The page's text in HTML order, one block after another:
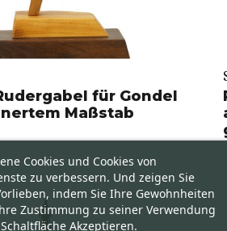
für Gondel
Maßstab
Cookies und Cookies von
zu verbessern. Und zeigen Sie
indem Sie Ihre Gewohnheiten
Zustimmung zu seiner Verwendung
Akzeptieren.